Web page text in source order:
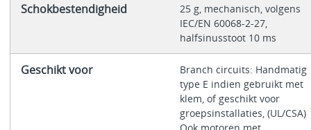
Schokbestendigheid
25 g, mechanisch, volgens
IEC/EN 60068-2-27,
halfsinusstoot 10 ms
Geschikt voor
Branch circuits: Handmatig
type E indien gebruikt met
klem, of geschikt voor
groepsinstallaties, (UL/CSA)